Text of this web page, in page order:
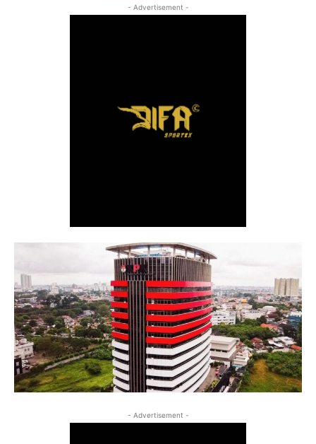
- Advertisement -
- Advertisement -